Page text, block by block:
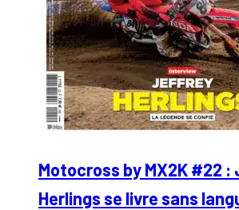
Motocross by MX2K #22
Herlings se livre sans